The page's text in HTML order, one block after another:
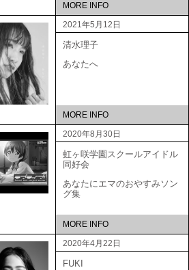
MORE INFO
2021年5月12日
清水理子
あなたへ
MORE INFO
2020年8月30日
虹ヶ咲学園スクールアイドル
同好会
あなたにエマのおやすみソン
グ集
MORE INFO
2020年4月22日
FUKI